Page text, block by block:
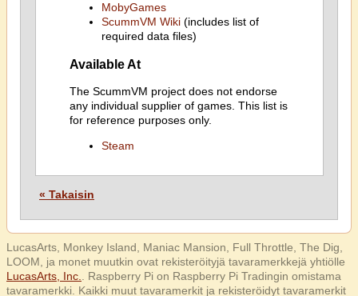
MobyGames
ScummVM Wiki(includes list of
required data files)
Available At
The ScummVM project does not endorse
any individual supplier of games. This list is
for reference purposes only.
Steam
« Takaisin
LucasArts, Monkey Island, Maniac Mansion, Full Throttle, The Dig,
LOOM, ja monet muutkin ovat rekisteröityjä tavaramerkkejä yhtiölle
LucasArts, Inc.
. Raspberry Pi on Raspberry Pi Tradingin omistama
tavaramerkki. Kaikki muut tavaramerkit ja rekisteröidyt tavaramerkit